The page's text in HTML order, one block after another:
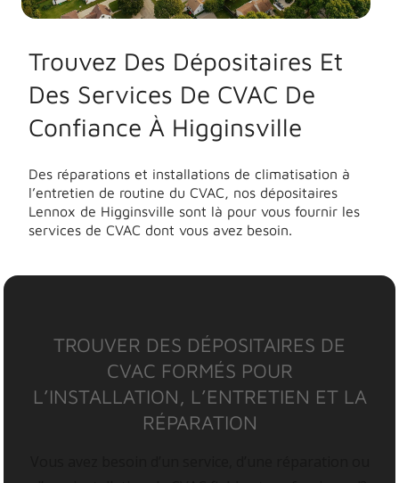
Trouvez Des Dépositaires Et
Des Services De CVAC De
Confiance À Higginsville
Des réparations et installations de climatisation à
l’entretien de routine du CVAC, nos dépositaires
Lennox de Higginsville sont là pour vous fournir les
services de CVAC dont vous avez besoin.
TROUVER DES DÉPOSITAIRES DE
CVAC FORMÉS POUR
L’INSTALLATION, L’ENTRETIEN ET LA
RÉPARATION